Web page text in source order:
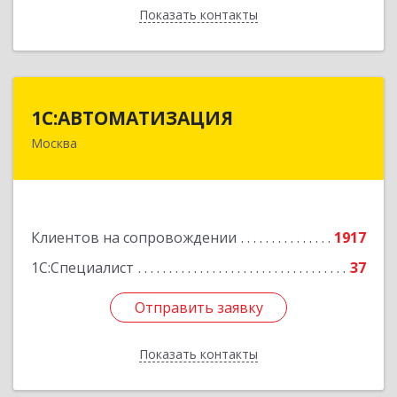
Показать контакты
Назад
1С:АВТОМАТИЗАЦИЯ
Москва
Клиентов на сопровождении
1917
1С:Специалист
37
Отправить заявку
Показать контакты
111024, Москва г, Энтузиастов 1-я ул, дом №
Отправить заявку
Назад